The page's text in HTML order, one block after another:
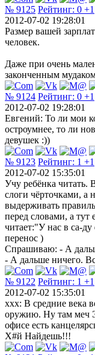
№ 9125 Рейтинг: 0 +1
2012-07-02 19:28:01
Размер вашей
человек.
Даже при очень
законченным
№ 9124 Рейтинг: 0 +1
2012-07-02 19:28:01
Евгений: То ли мои
остроумнее, то ли
девушек :))
№ 9123 Рейтинг: 1 +1
2012-07-02 15:35:01
Учу ребёнка читать.
слоги чёрточками, а
выдерживать
перед словами, а тут
читает:"У нас в са-ду
перенос )
Спрашиваю: - А
- А дальше ничего.
№ 9122 Рейтинг: 1 +1
2012-07-02 15:35:01
xxx: В средние века
оружию. Ну там меч
офисе есть
Х#й Найдешь!!!